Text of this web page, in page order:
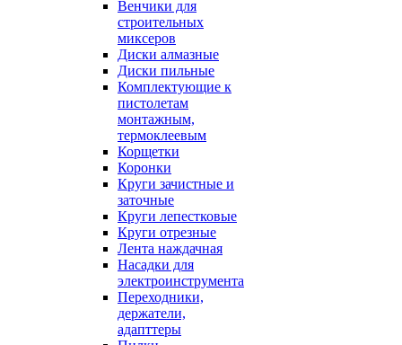
Венчики для
строительных
миксеров
Диски алмазные
Диски пильные
Комплектующие к
пистолетам
монтажным,
термоклеевым
Корщетки
Коронки
Круги зачистные и
заточные
Круги лепестковые
Круги отрезные
Лента наждачная
Насадки для
электроинструмента
Переходники,
держатели,
адапттеры